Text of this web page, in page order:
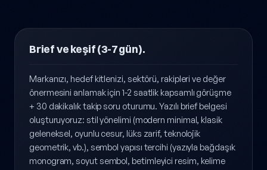
Brief ve keşif (3-7 gün).
Markanızı, hedef kitlenizi, sektörü, rakipleri ve değer
önermesini anlamak için 1-2 saatlik kapsamlı görüşme
+ 30 dakikalık takip soru oturumu. Yazılı brief belgesi
oluşturuyoruz: stil yönelimi (modern minimal, klasik
geleneksel, oyunlu cesur, lüks zarif, teknolojik